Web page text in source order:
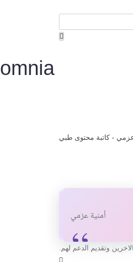
omnia
أمنية عزمي